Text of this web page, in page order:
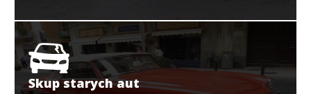
Skup starych aut